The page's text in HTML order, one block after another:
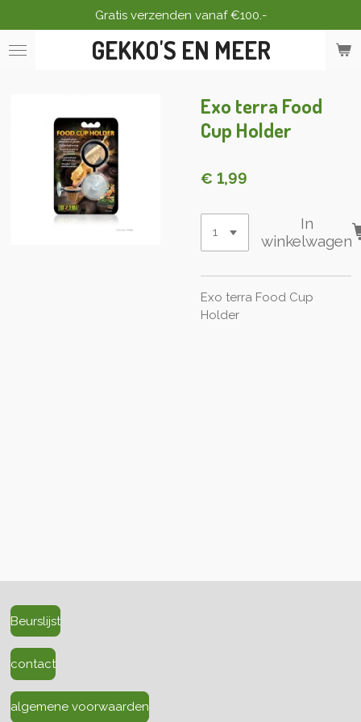
direct
naar
GEKKO'S EN MEER
Gratis verzenden vanaf €100.-
Exo terra Food
Cup Holder
€ 1,99
In
winkelwagen
Exo terra Food Cup
Holder
Beurslijst
contact
algemene voorwaarden